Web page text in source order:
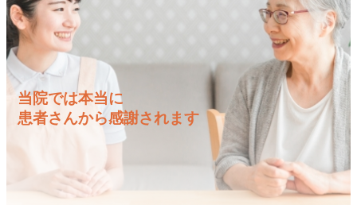
当院では本当に
患者さんから感謝されます